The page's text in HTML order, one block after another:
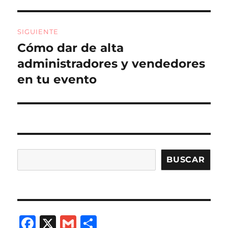
SIGUIENTE
Entrada
siguiente:
Cómo dar de alta
administradores y vendedores
en tu evento
BUSCAR
F X G